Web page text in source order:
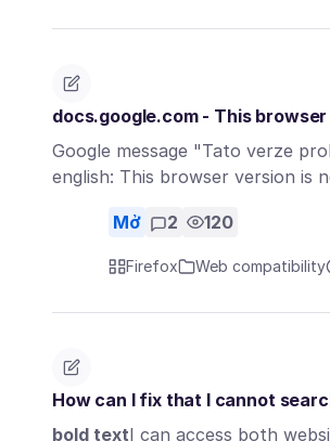
docs.google.com - This
Google message "Tato verze
english: This browser version is
Mở 2 120
Firefox Web compatibility
How can I fix that I cannot
bold textI can access both